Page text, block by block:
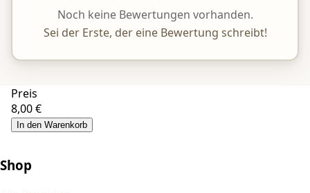
Noch keine Bewertungen vorhanden.
Sei der Erste, der eine Bewertung schreibt!
Preis
8,00 €
In den Warenkorb
Shop